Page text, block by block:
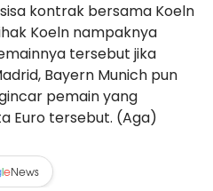
kontrak bersama Koeln
Koeln nampaknya
tersebut jika
Bayern Munich pun
pemain yang
Euro tersebut. (Aga)
leNews